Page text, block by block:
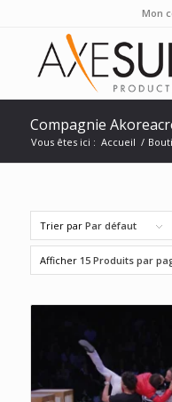
Mon
Compagnie
Vous êtes ici : Accueil /
Trier par Par défaut
Afficher 15 Produits par